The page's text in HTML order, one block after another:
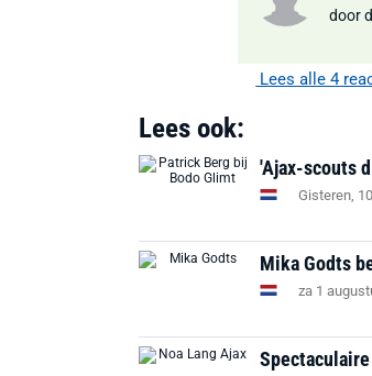
door
Lees alle 4
Lees ook:
'Ajax-scouts
Gisteren,
Mika Godts
za 1